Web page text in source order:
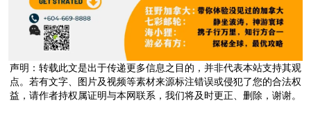
声明：转载此文是出于传递更多信息之目的，并非代表本站支持其观
点。若有文字、图片及视频等素材来源标注错误或侵犯了您的合法权
益，请作者持权属证明与本网联系，我们将及时更正、删除，谢谢。